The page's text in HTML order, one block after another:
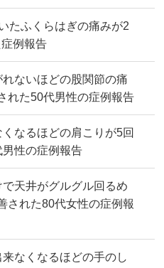
たふくらはぎの痛みが2
例報告
ないほどの股関節の痛
れた50代男性の症例報告
なるほどの肩こりが5回
性の症例報告
天井がグルグル回るめ
された80代女性の症例報
なくなるほどの手のし